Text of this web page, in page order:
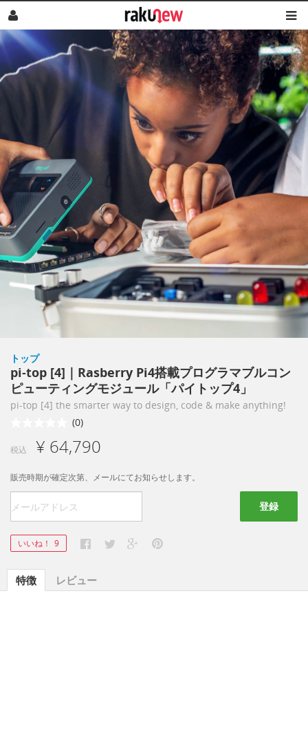
トップ
pi-top [4]｜Rasberry Pi4搭載プログラマブルコン
ピューティングモジュール「パイトップ4」
pi-top [4] the smarter way to design, code & make anything!
(0)
税込 ¥ 64,790
販売時期が確定次第、メールにてお知らせします。
登録
いいね！ 9
特徴 レビュー